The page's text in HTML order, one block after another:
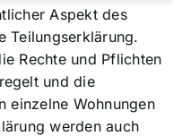
Aspekt des
Teilungserklärung.
Rechte und Pflichten
und die
einzelne Wohnungen
werden auch